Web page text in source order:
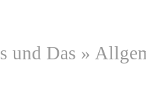
und Das »